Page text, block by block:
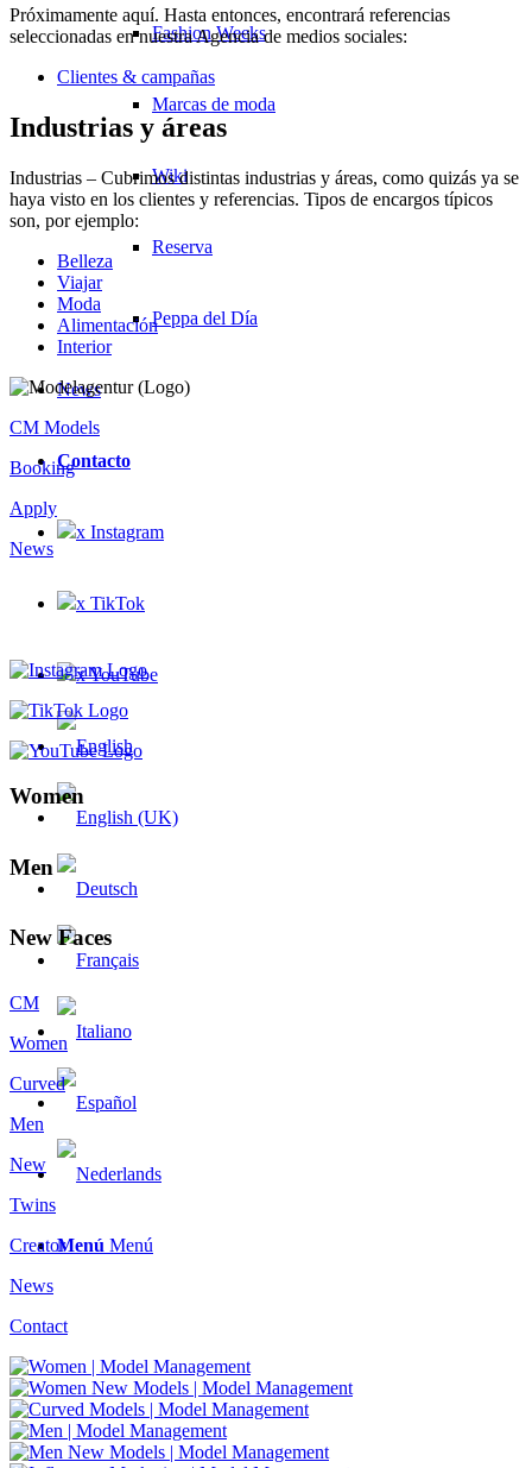
Fashion Weeks
Marcas de moda
Wiki
Reserva
Peppa del Día
News
Contacto
x Instagram
x TikTok
x YouTube
Menú Menú
Próximamente aquí. Hasta entonces, encontrará referencias
seleccionadas en nuestra Agencia de medios sociales:
Clientes & campañas
Industrias y áreas
Industrias – Cubrimos distintas industrias y áreas, como quizás ya se
haya visto en los clientes y referencias. Tipos de encargos típicos
son, por ejemplo:
Belleza
Viajar
Moda
Alimentación
Interior
CM Models
Booking
Apply
News
Women
Men
New Faces
CM
Women
Curved
Men
New
Twins
Creator
News
Contact